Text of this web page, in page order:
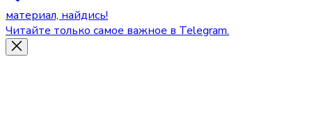
материал, найдись!
Читайте только самое важное в Telegram.